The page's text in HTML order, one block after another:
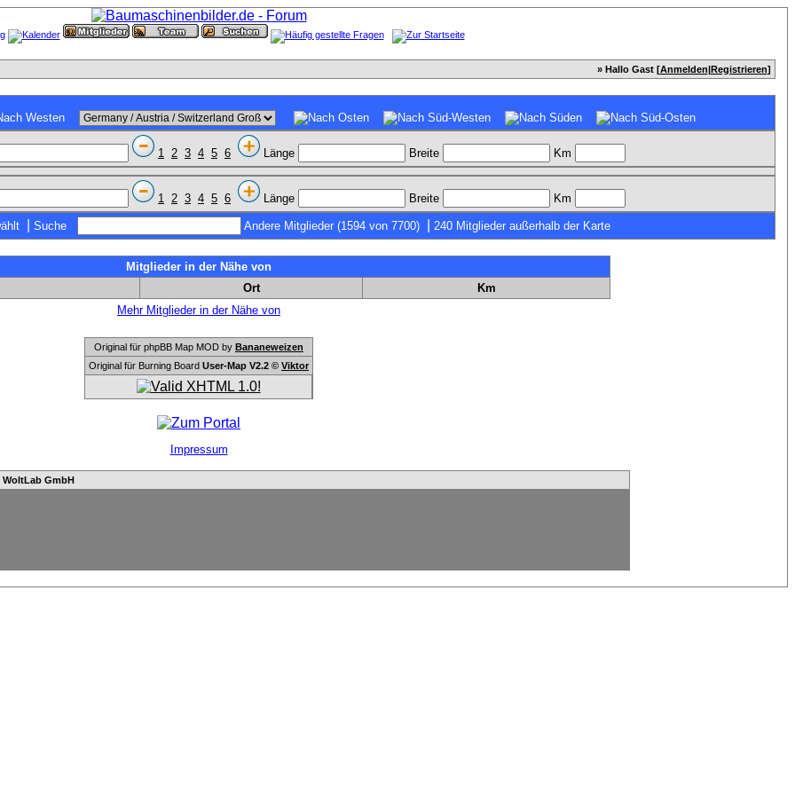
» Hallo Gast [Anmelden|Registrieren]
1 2 3 4 5 6 Länge Breite Km
1 2 3 4 5 6 Länge Breite Km
Suche Andere Mitglieder (1594 von 7700) 240 Mitglieder außerhalb der Karte
Mitglieder in der Nähe von
Ort
Km
Mehr Mitglieder in der Nähe von
Original für phpBB Map MOD by Bananeweizen
Original für Burning Board User-Map V2.2 © Viktor
Impressum
WoltLab GmbH